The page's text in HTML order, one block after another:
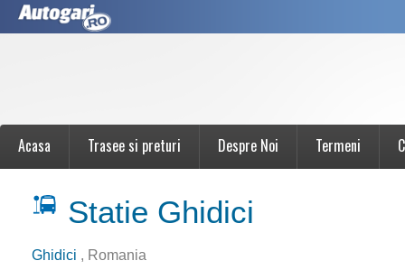
Acasa Trasee si preturi Despre Noi Termeni
Statie Ghidici
Ghidici , Romania